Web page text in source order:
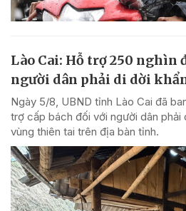
Lào Cai: Hỗ trợ 250 nghìn
người dân phải di dời
Ngày 5/8, UBND tỉnh Lào Cai đã
trợ cấp bách đối với người dân phải
vùng thiên tai trên địa bàn tỉnh.